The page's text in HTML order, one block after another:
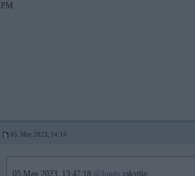
PM
05. May 2023, 14:14
05 May 2023, 13:47:18 @Jonjis rakstīja: